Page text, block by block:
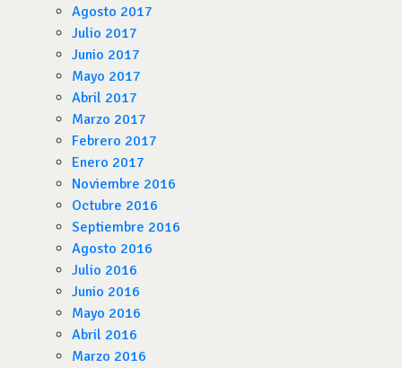
Agosto 2017
Julio 2017
Junio 2017
Mayo 2017
Abril 2017
Marzo 2017
Febrero 2017
Enero 2017
Noviembre 2016
Octubre 2016
Septiembre 2016
Agosto 2016
Julio 2016
Junio 2016
Mayo 2016
Abril 2016
Marzo 2016